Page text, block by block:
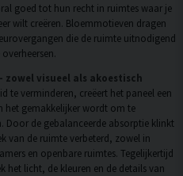
goed tot hun recht in ruimtes waar je
wilt creëren. Bloemmotieven dragen
die de ruimte uitnodigend
visueel als akoestisch
te verminderen, creëert het paneel een
het gemakkelijker wordt om te
Door de gebalanceerde absorptie klinkt
van de ruimte verbeterd, zowel in
en openbare ruimtes. Tegelijkertijd
het licht, de kleuren en de details van